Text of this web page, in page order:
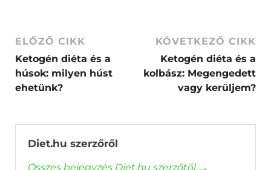
ELŐZŐ CIKK
Ketogén diéta és a
húsok: milyen húst
ehetünk?
KÖVETKEZŐ CIKK
Ketogén diéta és a
kolbász: Megengedett
vagy kerüljem?
Diet.hu szerzőről
Összes bejegyzés Diet.hu szerzőtől →